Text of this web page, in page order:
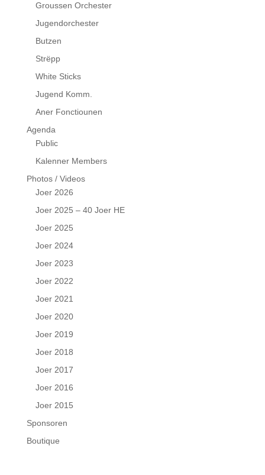
Groussen Orchester
Jugendorchester
Butzen
Strëpp
White Sticks
Jugend Komm.
Aner Fonctiounen
Agenda
Public
Kalenner Members
Photos / Videos
Joer 2026
Joer 2025 – 40 Joer HE
Joer 2025
Joer 2024
Joer 2023
Joer 2022
Joer 2021
Joer 2020
Joer 2019
Joer 2018
Joer 2017
Joer 2016
Joer 2015
Sponsoren
Boutique